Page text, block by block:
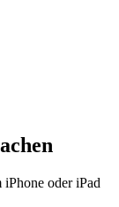
iPhone oder iPad